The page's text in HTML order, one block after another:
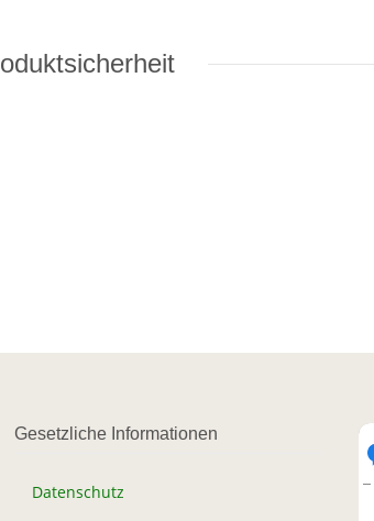
Gesetzliche Informationen
Datenschutz